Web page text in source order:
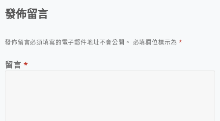
發佈留言
發佈留言必須填寫的電子郵件地址不會公開。 必填欄位標示為*
留言 *